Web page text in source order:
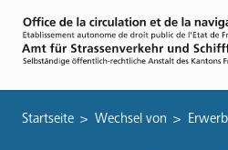
Startseite Wechsel von